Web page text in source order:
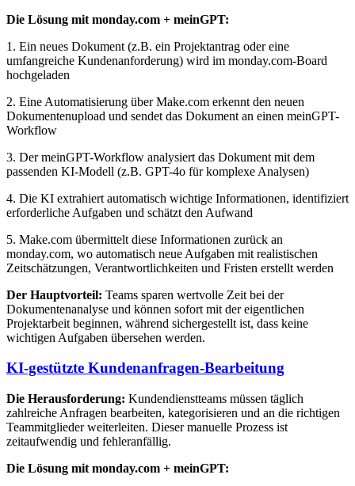
Die Lösung mit monday.com + meinGPT:
1. Ein neues Dokument (z.B. ein Projektantrag oder eine
umfangreiche Kundenanforderung) wird im monday.com-Board
hochgeladen
2. Eine Automatisierung über Make.com erkennt den neuen
Dokumentenupload und sendet das Dokument an einen meinGPT-
Workflow
3. Der meinGPT-Workflow analysiert das Dokument mit dem
passenden KI-Modell (z.B. GPT-4o für komplexe Analysen)
4. Die KI extrahiert automatisch wichtige Informationen, identifiziert
erforderliche Aufgaben und schätzt den Aufwand
5. Make.com übermittelt diese Informationen zurück an
monday.com, wo automatisch neue Aufgaben mit realistischen
Zeitschätzungen, Verantwortlichkeiten und Fristen erstellt werden
Der Hauptvorteil: Teams sparen wertvolle Zeit bei der
Dokumentenanalyse und können sofort mit der eigentlichen
Projektarbeit beginnen, während sichergestellt ist, dass keine
wichtigen Aufgaben übersehen werden.
KI-gestützte Kundenanfragen-Bearbeitung
Die Herausforderung: Kundendienstteams müssen täglich
zahlreiche Anfragen bearbeiten, kategorisieren und an die richtigen
Teammitglieder weiterleiten. Dieser manuelle Prozess ist
zeitaufwendig und fehleranfällig.
Die Lösung mit monday.com + meinGPT: